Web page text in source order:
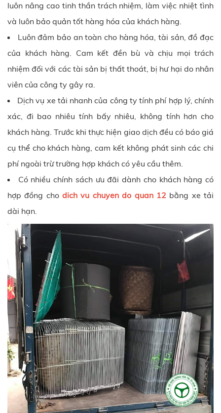
luôn nâng cao tinh thần trách nhiệm, làm việc nhiệt tình
và luôn bảo quản tốt hàng hóa của khách hàng.
Luôn đảm bảo an toàn cho hàng hóa, tài sản, đồ đạc
của khách hàng. Cam kết đền bù và chịu mọi trách
nhiệm đối với các tài sản bị thất thoát, bị hư hại do nhân
viên của công ty gây ra.
Dịch vụ xe tải nhanh của công ty tính phí hợp lý, chính
xác, đi bao nhiêu tính bấy nhiêu, không tính hơn cho
khách hàng. Trước khi thực hiện giao dịch đều có báo giá
cụ thể cho khách hàng, cam kết không phát sinh các chi
phí ngoài trừ trường hợp khách có yêu cầu thêm.
Có nhiều chính sách ưu đãi dành cho khách hàng có
hợp đồng chodich vu chuyen do quan 12bằng xe tải
dài hạn.